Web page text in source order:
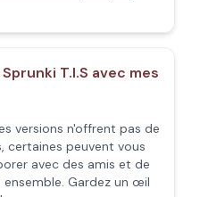
T.I.S avec mes
versions n'offrent pas de
certaines peuvent vous
avec des amis et de
Gardez un œil